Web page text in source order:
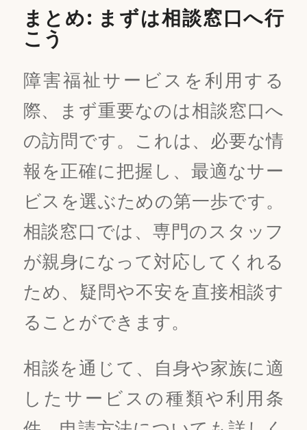
まとめ: まずは相談窓口へ行
こう
障害福祉サービスを利用する
際、まず重要なのは相談窓口へ
の訪問です。これは、必要な情
報を正確に把握し、最適なサー
ビスを選ぶための第一歩です。
相談窓口では、専門のスタッフ
が親身になって対応してくれる
ため、疑問や不安を直接相談す
ることができます。
相談を通じて、自身や家族に適
したサービスの種類や利用条